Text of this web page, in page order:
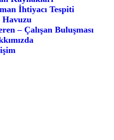
İhtiyacı Tespiti
Havuzu
– Çalışan Buluşması